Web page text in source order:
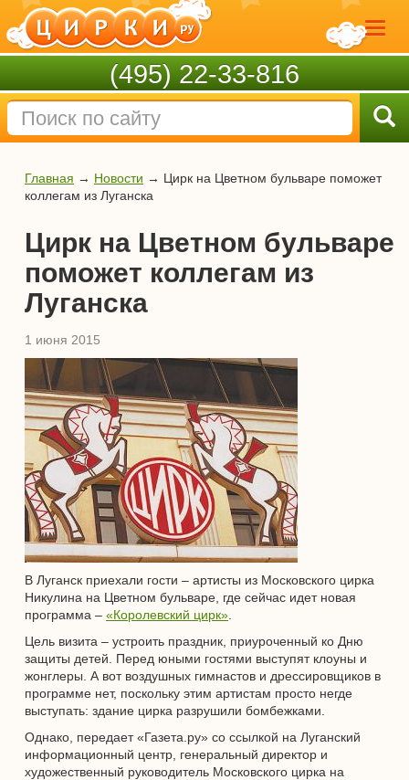
(495) 22-33-816
Главная → Новости → Цирк на Цветном бульваре поможет
коллегам из Луганска
Цирк на Цветном бульваре
поможет коллегам из
Луганска
1 июня 2015
В Луганск приехали гости – артисты из Московского цирка
Никулина на Цветном бульваре, где сейчас идет новая
программа – «Королевский цирк»
Цель визита – устроить праздник, приуроченный ко Дню
защиты детей. Перед юными гостями выступят клоуны и
жонглеры. А вот воздушных гимнастов и дрессировщиков в
программе нет, поскольку этим артистам просто негде
выступать: здание цирка разрушили бомбежками.
Однако, передает «Газета.ру» со ссылкой на Луганский
информационный центр, генеральный директор и
художественный руководитель Московского цирка на